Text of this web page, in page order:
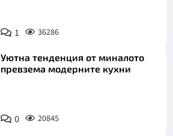
1 36286
Уютна тенденция от миналото
превзема модерните кухни
0 20845